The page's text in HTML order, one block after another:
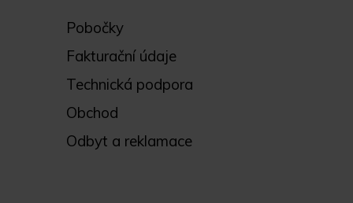
Pobočky
Fakturační údaje
Technická podpora
Obchod
Odbyt a reklamace